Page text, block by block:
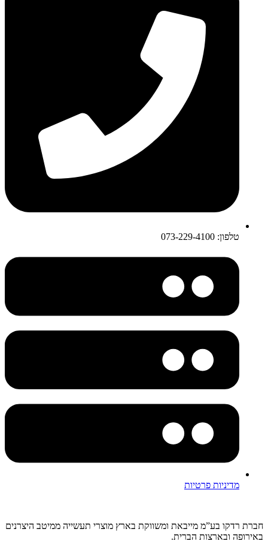
טלפון: 073-229-4100
מדיניות פרטיות
חברת רדקו בע”מ מייבאת ומשווקת בארץ מוצרי תעשייה ממיטב היצרנים
באירופה ובארצות הברית.